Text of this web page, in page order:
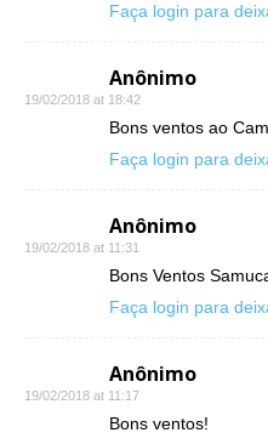
Faça login para
Anônimo
19/02/2018 at 18:42
Bons ventos ao
Faça login para
Anônimo
19/02/2018 at 11:31
Bons Ventos
Faça login para
Anônimo
19/02/2018 at 11:17
Bons ventos!